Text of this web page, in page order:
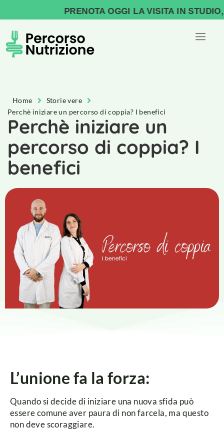
PRENOTA OGGI LA VISITA IN STUDIO,
Home
Storie vere
Perchè iniziare un percorso di coppia? I benefici
Perchè iniziare un
percorso di coppia? I
benefici
L’unione fa la forza:
Quando si decide di iniziare una nuova sfida può
essere comune aver paura di non farcela, ma questo
non deve scoraggiare.